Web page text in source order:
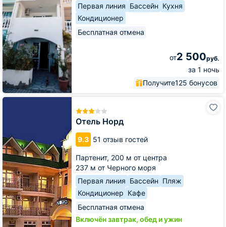
Первая линия Бассейн Кухня
Кондиционер
Бесплатная отмена
от2 500руб.
за 1 ночь
Получите125 бонусов
Отель Норд
9.3 51 отзыв гостей
Партенит, 200 м от центра
237 м от Черного моря
Первая линия Бассейн Пляж
Кондиционер Кафе
Бесплатная отмена
Включён завтрак, обед и ужин
Отель